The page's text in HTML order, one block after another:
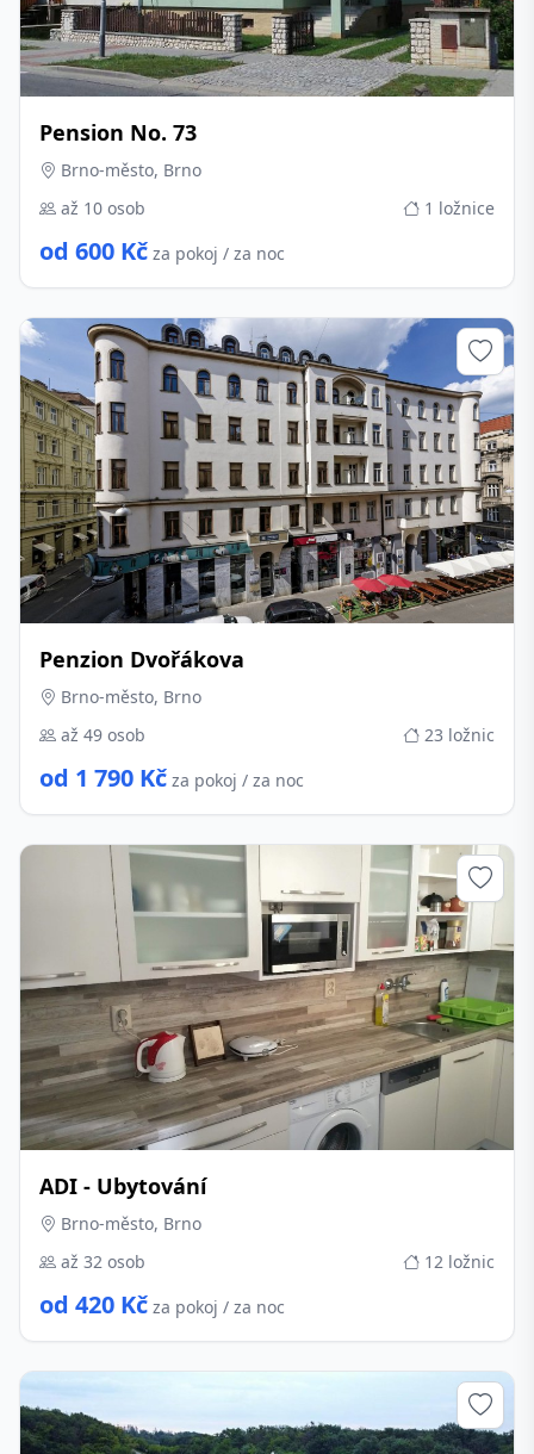
Pension No. 73
Brno-město, Brno
až 10 osob
1 ložnice
od 600 Kč za pokoj / za noc
Penzion Dvořákova
Brno-město, Brno
až 49 osob
23 ložnic
od 1 790 Kč za pokoj / za noc
ADI - Ubytování
Brno-město, Brno
až 32 osob
12 ložnic
od 420 Kč za pokoj / za noc